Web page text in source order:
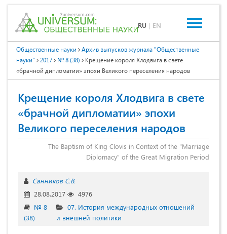
RU | EN
Общественные науки
Архив выпусков журнала "Общественные
науки"
2017 № 8 (38)
Крещение короля Хлодвига в свете
«брачной дипломатии» эпохи Великого переселения народов
Крещение короля Хлодвига в свете
«брачной дипломатии» эпохи
Великого переселения народов
The Baptism of King Clovis in Context of the "Marriage
Diplomacy" of the Great Migration Period
Санников С.В.
28.08.2017
4976
№ 8
(38)
07. История международных отношений
и внешней политики